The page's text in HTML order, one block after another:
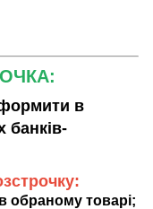
в
банків-
в обраному товарі;